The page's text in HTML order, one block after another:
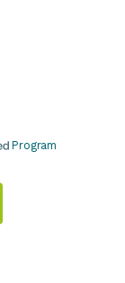
Program